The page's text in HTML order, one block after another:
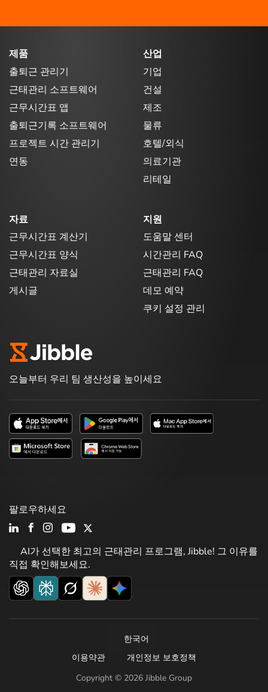
제품
출퇴근 관리기
근태관리 소프트웨어
근무시간표 앱
출퇴근기록 소프트웨어
프로젝트 시간 관리기
연동
산업
기업
건설
제조
물류
호텔/외식
의료기관
리테일
자료
근무시간표 계산기
근무시간표 양식
근태관리 자료실
게시글
지원
도움말 센터
시간관리 FAQ
근태관리 FAQ
데모 예약
쿠키 설정 관리
오늘부터 우리 팀 생산성을 높이세요
AI가 선택한 최고의 근태관리 프로그램, Jibble! 그 이유를
직접 확인해보세요.
팔로우하세요
Copyright © 2026 Jibble Group
한국어
이용약관
개인정보 보호정책